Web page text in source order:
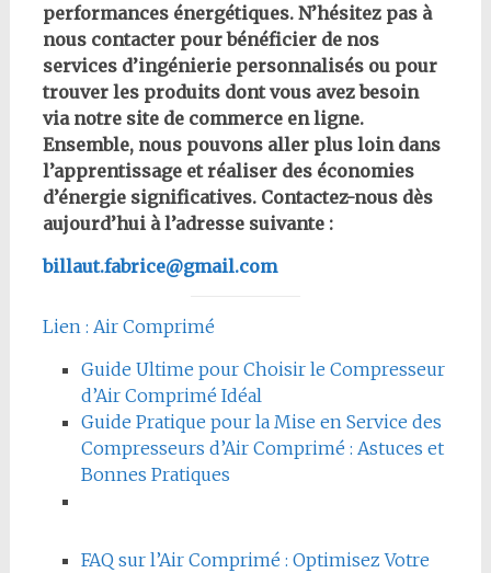
performances énergétiques. N’hésitez pas à
nous contacter pour bénéficier de nos
services d’ingénierie personnalisés ou pour
trouver les produits dont vous avez besoin
via notre site de commerce en ligne.
Ensemble, nous pouvons aller plus loin dans
l’apprentissage et réaliser des économies
d’énergie significatives. Contactez-nous dès
aujourd’hui à l’adresse suivante :
billaut.fabrice@gmail.com
Lien : Air Comprimé
Guide Ultime pour Choisir le Compresseur
d’Air Comprimé Idéal
Guide Pratique pour la Mise en Service des
Compresseurs d’Air Comprimé : Astuces et
Bonnes Pratiques
FAQ sur l’Air Comprimé : Optimisez Votre